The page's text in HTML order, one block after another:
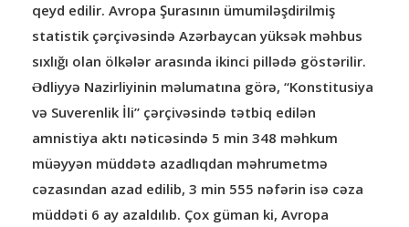
qeyd edilir. Avropa Şurasının ümumiləşdirilmiş
statistik çərçivəsində Azərbaycan yüksək məhbus
sıxlığı olan ölkələr arasında ikinci pillədə göstərilir.
Ədliyyə Nazirliyinin məlumatına görə, “Konstitusiya
və Suverenlik İli” çərçivəsində tətbiq edilən
amnistiya aktı nəticəsində 5 min 348 məhkum
müəyyən müddətə azadlıqdan məhrumetmə
cəzasından azad edilib, 3 min 555 nəfərin isə cəza
müddəti 6 ay azaldılıb. Çox güman ki, Avropa